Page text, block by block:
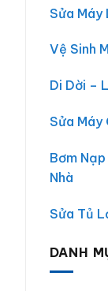
Có
Sửa Máy
Vệ Sinh
Di Dời –
Sửa Máy
Bơm
Nhà
Sửa Tủ
DANH